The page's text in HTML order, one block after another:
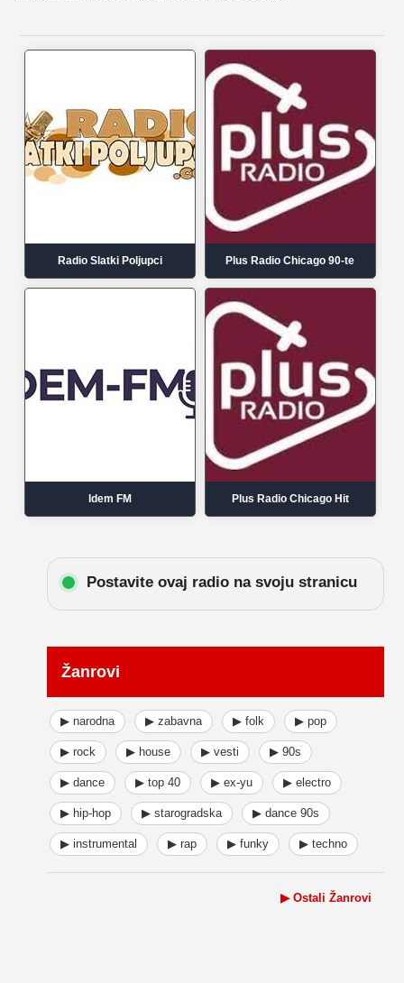
Radio Slatki Poljupci Plus Radio Chicago 90-te
Idem FM Plus Radio Chicago Hit
Postavite ovaj radio na svoju stranicu
Žanrovi
▶ narodna ▶ zabavna ▶ folk ▶ pop
▶ rock ▶ house ▶ vesti ▶ 90s
▶ dance ▶ top 40 ▶ ex-yu ▶ electro
▶ hip-hop ▶ starogradska ▶ dance 90s
▶ instrumental ▶ rap ▶ funky ▶ techno
▶ Ostali Žanrovi